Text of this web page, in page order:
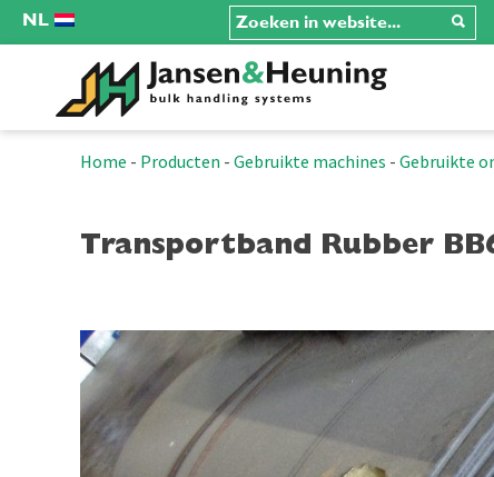
NL
Home - Producten - Gebruikte machines - Gebruikte
Transportband Rubber